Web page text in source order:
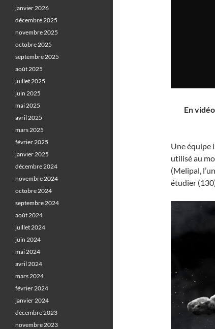
En
Une équipe
utilisé au
(Melipal,
étudier
janvier 2026
décembre 2025
novembre 2025
octobre 2025
septembre 2025
août 2025
juillet 2025
juin 2025
mai 2025
avril 2025
mars 2025
février 2025
janvier 2025
décembre 2024
novembre 2024
octobre 2024
septembre 2024
août 2024
juillet 2024
juin 2024
mai 2024
avril 2024
mars 2024
février 2024
janvier 2024
décembre 2023
novembre 2023